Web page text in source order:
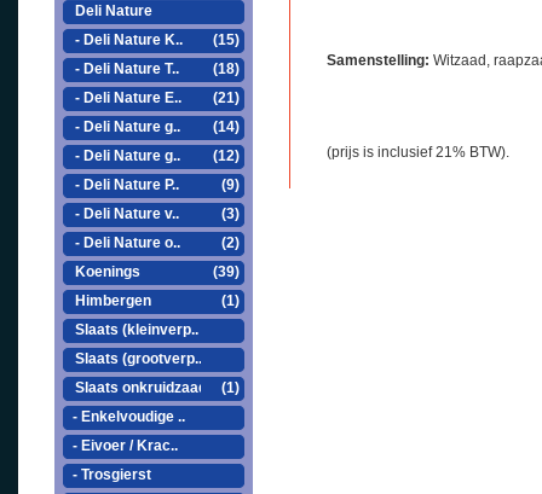
Deli Nature
- Deli Nature K..
(15)
- Deli Nature T..
(18)
- Deli Nature E..
(21)
- Deli Nature g..
(14)
- Deli Nature g..
(12)
- Deli Nature P..
(9)
- Deli Nature v..
(3)
- Deli Nature o..
(2)
Koenings
(39)
Himbergen
(1)
Slaats (kleinverp..
Slaats (grootverp..
Slaats onkruidzaad
(1)
- Enkelvoudige ..
- Eivoer / Krac..
- Trosgierst
Samenstelling: Witzaad,
(prijs is inclusief 21% BTW).